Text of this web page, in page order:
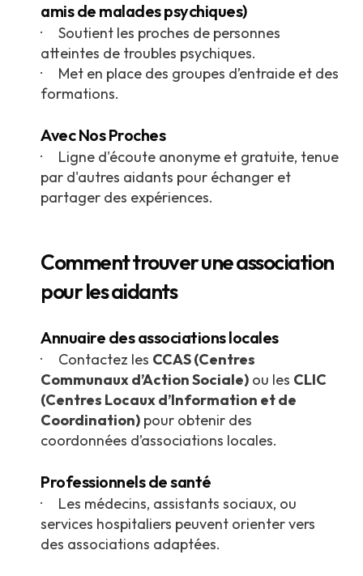
amis de malades psychiques)
· Soutient les proches de personnes
atteintes de troubles psychiques.
· Met en place des groupes d’entraide et des
formations.
Avec Nos Proches
· Ligne d'écoute anonyme et gratuite, tenue
par d'autres aidants pour échanger et
partager des expériences.
Comment trouver une association
pour les aidants
Annuaire des associations locales
· Contactez les CCAS (Centres
Communaux d’Action Sociale) ou les CLIC
(Centres Locaux d’Information et de
Coordination) pour obtenir des
coordonnées d’associations locales.
Professionnels de santé
· Les médecins, assistants sociaux, ou
services hospitaliers peuvent orienter vers
des associations adaptées.